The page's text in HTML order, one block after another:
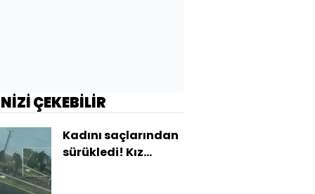
ÇEKEBİLİR
Kadını saçlarından
sürükledi! Kız